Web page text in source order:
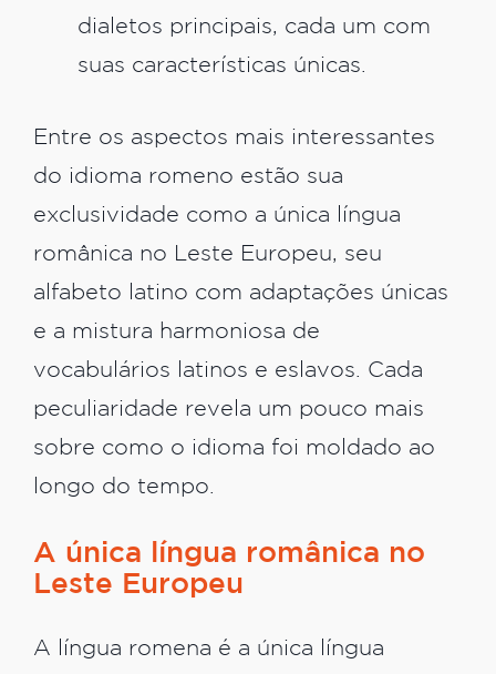
dialetos principais, cada um com
suas características únicas.
Entre os aspectos mais interessantes
do idioma romeno estão sua
exclusividade como a única língua
românica no Leste Europeu, seu
alfabeto latino com adaptações únicas
e a mistura harmoniosa de
vocabulários latinos e eslavos. Cada
peculiaridade revela um pouco mais
sobre como o idioma foi moldado ao
longo do tempo.
A única língua românica no
Leste Europeu
A língua romena é a única língua